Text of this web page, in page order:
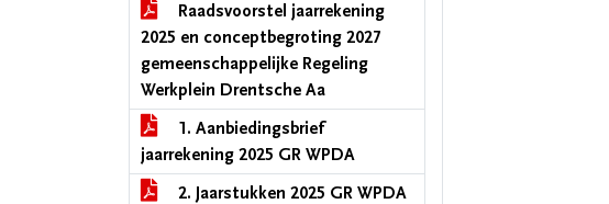
Raadsvoorstel jaarrekening
2025 en conceptbegroting 2027
gemeenschappelijke Regeling
Werkplein Drentsche Aa
1. Aanbiedingsbrief
jaarrekening 2025 GR WPDA
2. Jaarstukken 2025 GR WPDA